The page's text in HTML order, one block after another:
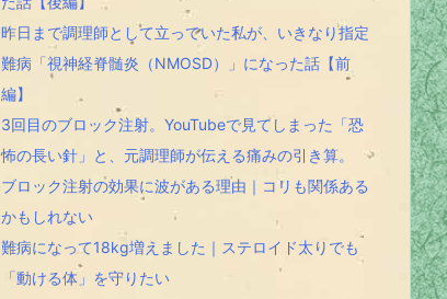
昨日まで調理師として立っていた私が、いきなり指定
難病「視神経脊髄炎（NMOSD）」になった話【前
編】
3回目のブロック注射。YouTubeで見てしまった「恐
怖の長い針」と、元調理師が伝える痛みの引き算。
ブロック注射の効果に波がある理由｜コリも関係ある
かもしれない
難病になって18kg増えました｜ステロイド太りでも
「動ける体」を守りたい